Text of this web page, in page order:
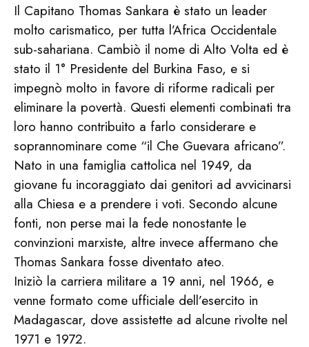
Il Capitano Thomas Sankara è stato un leader
molto carismatico, per tutta l’Africa Occidentale
sub-sahariana. Cambiò il nome di Alto Volta ed è
stato il 1° Presidente del Burkina Faso, e si
impegnò molto in favore di riforme radicali per
eliminare la povertà. Questi elementi combinati tra
loro hanno contribuito a farlo considerare e
soprannominare come “il Che Guevara africano”.
Nato in una famiglia cattolica nel 1949, da
giovane fu incoraggiato dai genitori ad avvicinarsi
alla Chiesa e a prendere i voti. Secondo alcune
fonti, non perse mai la fede nonostante le
convinzioni marxiste, altre invece affermano che
Thomas Sankara fosse diventato ateo.
Iniziò la carriera militare a 19 anni, nel 1966, e
venne formato come ufficiale dell’esercito in
Madagascar, dove assistette ad alcune rivolte nel
1971 e 1972.